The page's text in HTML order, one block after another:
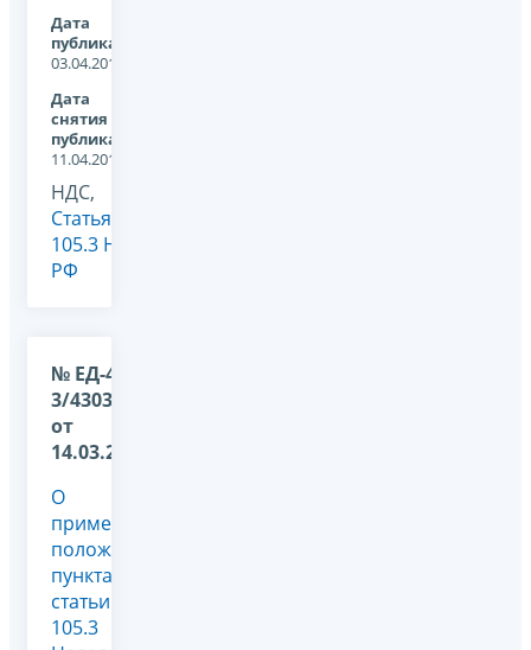
Дата
публикации:
03.04.2013
Дата
снятия с
публикации:
11.04.2016
НДС,
Статья
105.3 НК
РФ
№ ЕД-4-
3/4303@
от
14.03.2013
О
применении
положений
пункта 6
статьи
105.3